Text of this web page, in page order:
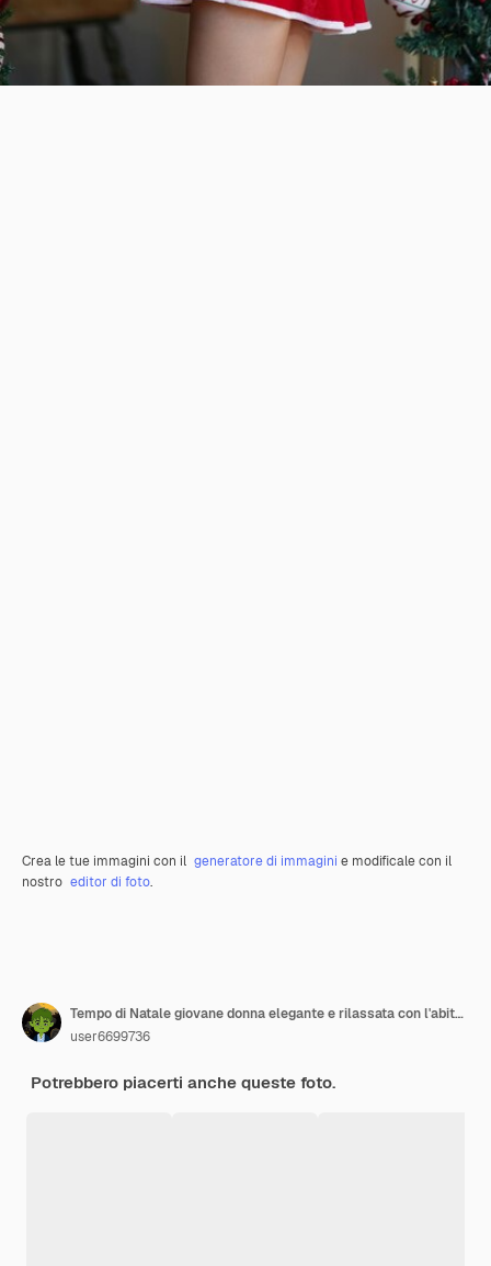
Crea le tue immagini con il generatore di immagini e modificale con il
nostro editor di foto.
Tempo di Natale giovane donna elegante e rilassata con l'abitudine di Babbo Natale in abito rosso Tempo di Natale giovane donna elegante e rilassata con l'abitudine di Babbo Natale in abito rosso e albero di Natale in casa moderna
user6699736
Potrebbero piacerti anche queste foto.